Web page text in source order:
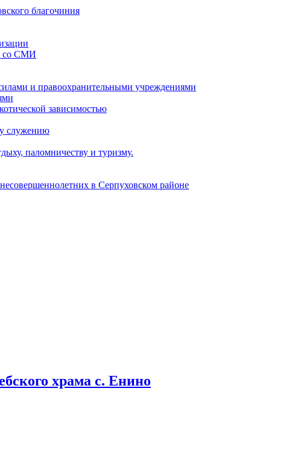
благочиния
со СМИ
и правоохранительными учреждениями
зависимостью
служению
паломничеству и туризму.
в Серпуховском районе
храма с. Енино